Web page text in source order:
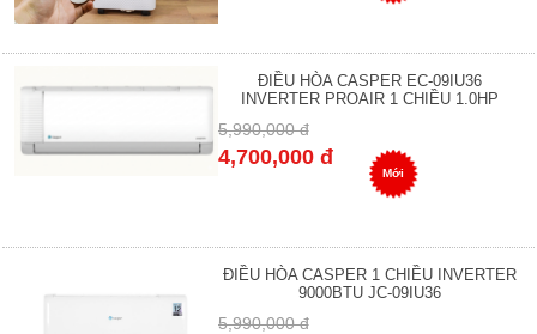
ĐIỀU HÒA CASPER EC-09IU36
INVERTER PROAIR 1 CHIỀU 1.0HP
5,990,000 đ
4,700,000 đ
Mới
ĐIỀU HÒA CASPER 1 CHIỀU INVERTER
9000BTU JC-09IU36
5,990,000 đ